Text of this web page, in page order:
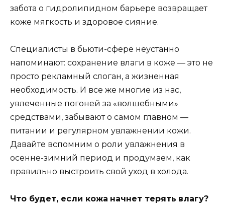
забота о гидролипидном барьере возвращает
коже мягкость и здоровое сияние.
Специалисты в бьюти-сфере неустанно
напоминают: сохранение влаги в коже — это не
просто рекламный слоган, а жизненная
необходимость. И все же многие из нас,
увлеченные погоней за «волшебными»
средствами, забывают о самом главном —
питании и регулярном увлажнении кожи.
Давайте вспомним о роли увлажнения в
осенне-зимний период и продумаем, как
правильно выстроить свой уход в холода.
Что будет, если кожа начнет терять влагу?